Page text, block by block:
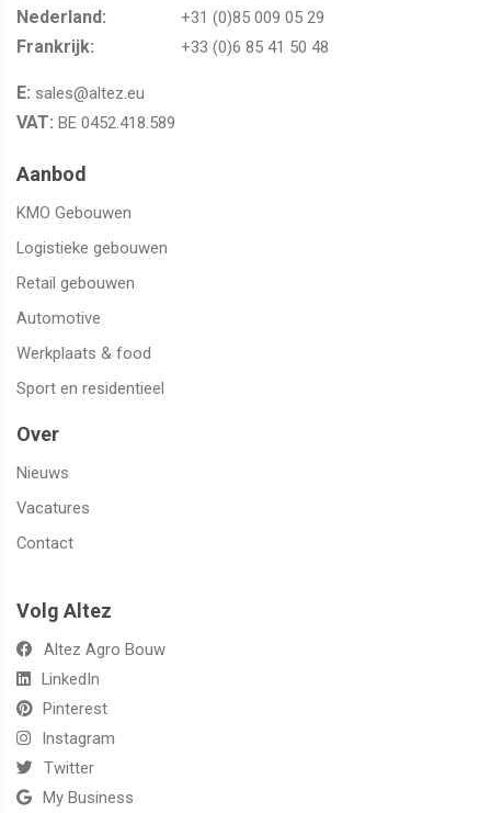
Nederland: +31 (0)85 009 05 29
Frankrijk: +33 (0)6 85 41 50 48
E: sales@altez.eu
VAT: BE 0452.418.589
Aanbod
KMO Gebouwen
Logistieke gebouwen
Retail gebouwen
Automotive
Werkplaats & food
Sport en residentieel
Over
Nieuws
Vacatures
Contact
Volg Altez
Altez Agro Bouw
LinkedIn
Pinterest
Instagram
Twitter
My Business